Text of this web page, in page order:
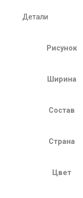
Детали
Рисунок
Ширина
Состав
Страна
Цвет